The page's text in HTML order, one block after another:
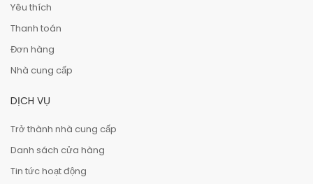
Yêu thích
Thanh toán
Đơn hàng
Nhà cung cấp
DỊCH VỤ
Trở thành nhà cung cấp
Danh sách cửa hàng
Tin tức hoạt động